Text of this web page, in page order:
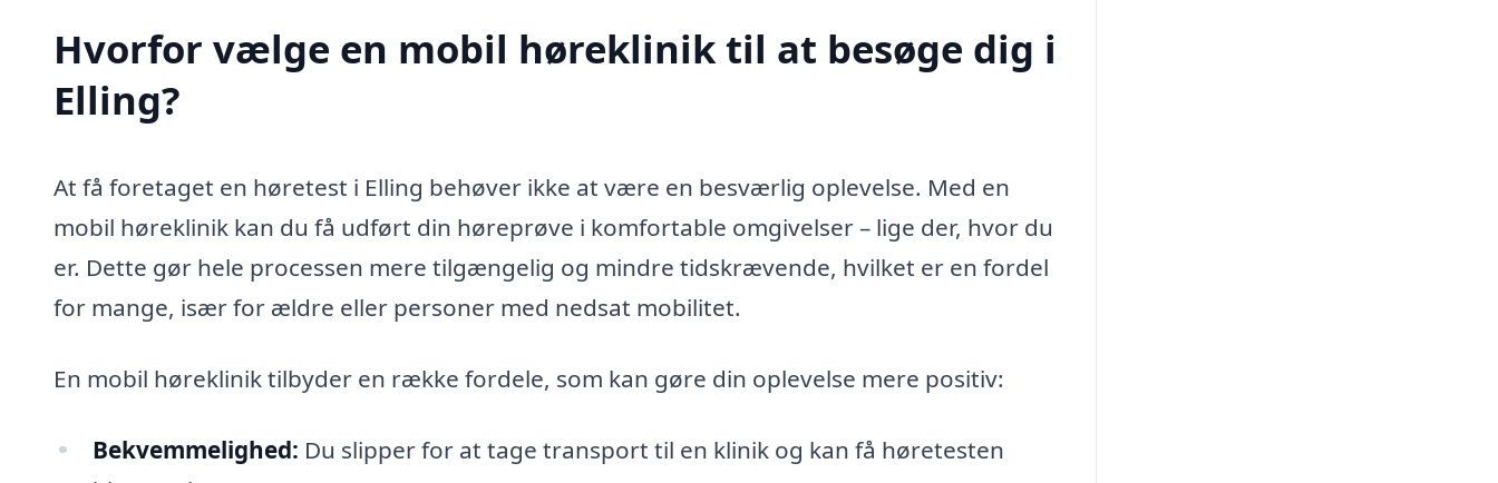
Hvorfor vælge en mobil høreklinik til at besøge dig i
Elling?
At få foretaget en høretest i Elling behøver ikke at være en besværlig oplevelse. Med en
mobil høreklinik kan du få udført din høreprøve i komfortable omgivelser – lige der, hvor du
er. Dette gør hele processen mere tilgængelig og mindre tidskrævende, hvilket er en fordel
for mange, især for ældre eller personer med nedsat mobilitet.
En mobil høreklinik tilbyder en række fordele, som kan gøre din oplevelse mere positiv:
Bekvemmelighed: Du slipper for at tage transport til en klinik og kan få høretesten